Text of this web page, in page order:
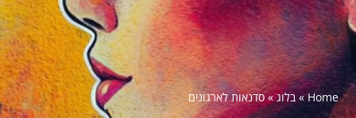
Home
»בלוג»סדנאות לארגונים